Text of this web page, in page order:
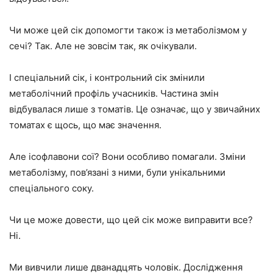
Чи може цей сік допомогти також із метаболізмом у
сечі? Так. Але не зовсім так, як очікували.
І спеціальний сік, і контрольний сік змінили
метаболічний профіль учасників. Частина змін
відбувалася лише з томатів. Це означає, що у звичайних
томатах є щось, що має значення.
Але ісофлавони сої? Вони особливо помагали. Зміни
метаболізму, пов’язані з ними, були унікальними
спеціального соку.
Чи це може довести, що цей сік може виправити все?
Ні.
Ми вивчили лише дванадцять чоловік. Дослідження